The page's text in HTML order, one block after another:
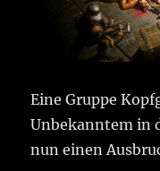
Eine Gruppe
Unbekanntem in
nun einen